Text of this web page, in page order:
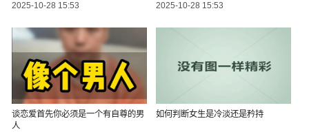
2025-10-28 15:53 2025-10-28 15:53
谈恋爱首先你必须是一个有自尊的男
人
如何判断女生是冷淡还是矜持